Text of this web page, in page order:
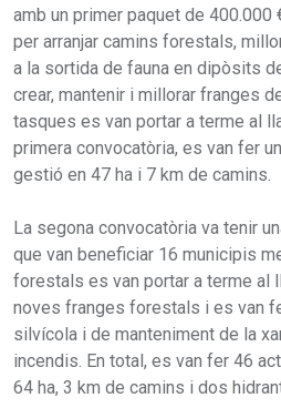
amb un primer paquet de 400.000
per arranjar camins forestals,
a la sortida de fauna en dipòsits
crear, mantenir i millorar franges
tasques es van portar a terme al
primera convocatòria, es van fer
gestió en 47 ha i 7 km de camins.
La segona convocatòria va tenir
que van beneficiar 16 municipis
forestals es van portar a terme al
noves franges forestals i es van
silvícola i de manteniment de la
incendis. En total, es van fer 46
64 ha, 3 km de camins i dos